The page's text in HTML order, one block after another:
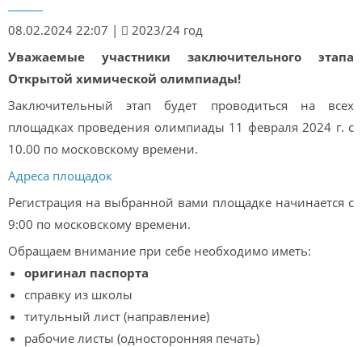
08.02.2024 22:07 |
2023/24 год
Уважаемые участники заключительного этапа
Открытой химической олимпиады!
Заключительный этап будет проводиться на всех
площадках проведения олимпиады 11 февраля 2024 г. с
10.00 по московскому времени.
Адреса площадок
Регистрация на выбранной вами площадке начинается с
9:00 по московскому времени.
Обращаем внимание при себе необходимо иметь:
оригинал паспорта
справку из школы
титульный лист (направление)
рабочие листы (односторонняя печать)